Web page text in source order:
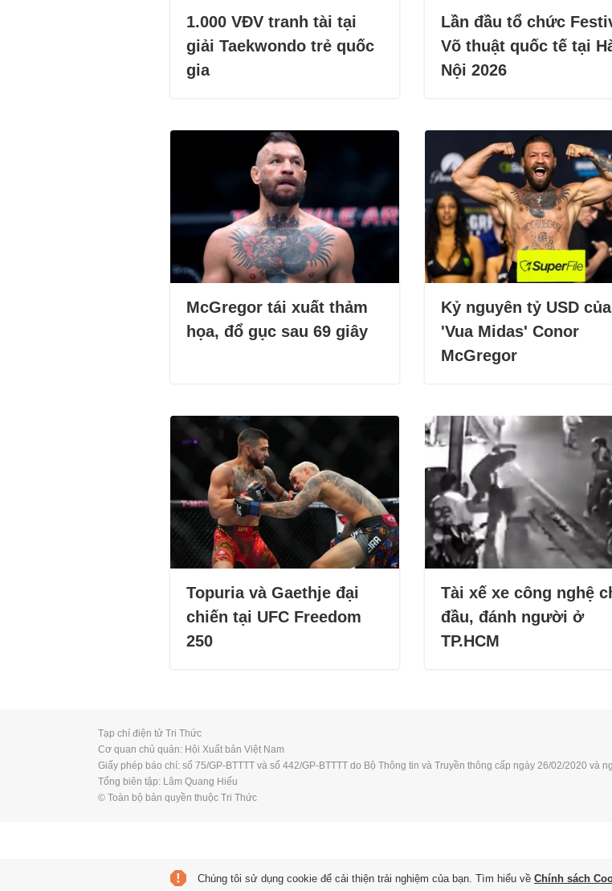
1.000 VĐV tranh tài tại
giải Taekwondo trẻ quốc
gia
Lần đầu tổ chức
Võ thuật quốc tế tại
Nội 2026
McGregor tái xuất thảm
họa, đổ gục sau 69 giây
Kỷ nguyên tỷ USD của
'Vua Midas' Conor
McGregor
Topuria và Gaethje đại
chiến tại UFC Freedom
250
Tài xế xe công nghệ
đầu, đánh người ở
TP.HCM
Tạp chí điện tử Tri Thức
Cơ quan chủ quản: Hội Xuất bản Việt Nam
Giấy phép báo chí: số 75/GP-BTTTT và số 442/GP-BTTTT do Bộ Thông tin và Truyền thông cấp ngày 26/02/2020 và
Tổng biên tập: Lâm Quang Hiếu
© Toàn bộ bản quyền thuộc Tri Thức
Chúng tôi sử dụng cookie để cải thiện trải nghiệm của bạn. Tìm hiểu về Chính sách